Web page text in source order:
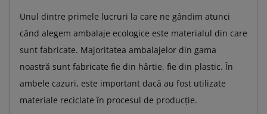
Unul dintre primele lucruri la care ne gândim atunci
când alegem ambalaje ecologice este materialul din care
sunt fabricate. Majoritatea ambalajelor din gama
noastră sunt fabricate fie din hârtie, fie din plastic. În
ambele cazuri, este important dacă au fost utilizate
materiale reciclate în procesul de producție.